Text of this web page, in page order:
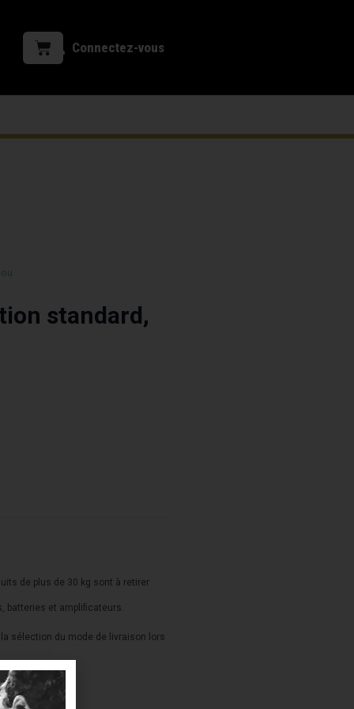
Connectez-vous
standard,
de plus de 30 kg sont à retirer
batteries et amplificateurs.
sélection du mode de livraison lors